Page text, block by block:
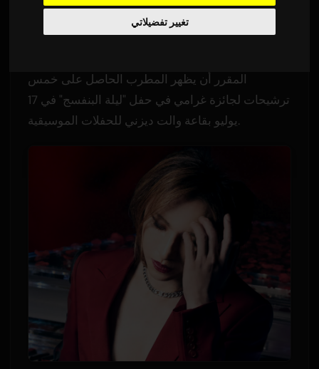
تغيير تفضيلاتي
سوف يؤدي جوش غروبان كضيف خاص في الحفلات
المقرر أن يظهر المطرب الحاصل على خمس
ترشيحات لجائزة غرامي في حفل "ليلة البنفسج" في 17
يوليو بقاعة والت ديزني للحفلات الموسيقية.